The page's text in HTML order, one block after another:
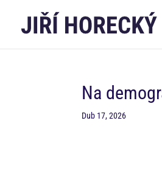
Na
Dub 17, 2026